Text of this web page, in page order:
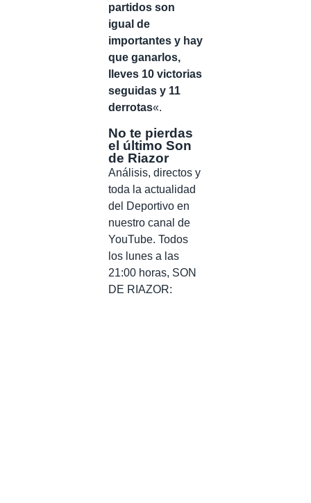
partidos son
igual de
importantes y hay
que ganarlos,
lleves 10 victorias
seguidas y 11
derrotas«.
No te pierdas
el último Son
de Riazor
Análisis, directos y
toda la actualidad
del Deportivo en
nuestro canal de
YouTube. Todos
los lunes a las
21:00 horas, SON
DE RIAZOR: